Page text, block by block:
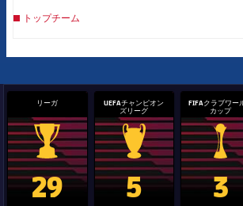
トップチーム
リーガ
La Liga trophy
29
UEFAチャンピオン
ズリーグ
Champions League
5
FIFAクラブワー
カップ
3